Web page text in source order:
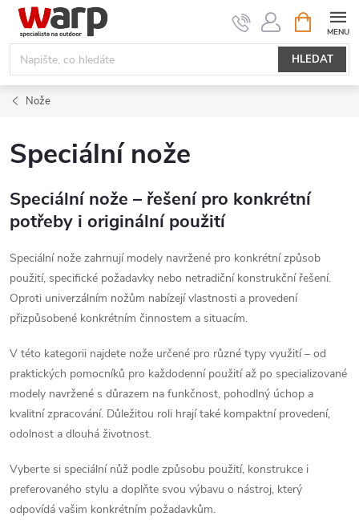
Přejít
obsah
HLEDAT
NÁKUPNÍ
KOŠÍK
Nože
Speciální nože
Speciální nože – řešení pro konkrétní
potřeby i originální použití
Speciální nože zahrnují modely navržené pro konkrétní způsob
použití, specifické požadavky nebo netradiční konstrukční řešení.
Oproti univerzálním nožům nabízejí vlastnosti a provedení
přizpůsobené konkrétním činnostem a situacím.
V této kategorii najdete nože určené pro různé typy využití – od
praktických pomocníků pro každodenní použití až po specializované
modely navržené s důrazem na funkčnost, pohodlný úchop a
kvalitní zpracování. Důležitou roli hrají také kompaktní provedení,
odolnost a dlouhá životnost.
Vyberte si speciální nůž podle způsobu použití, konstrukce i
preferovaného stylu a doplňte svou výbavu o nástroj, který
odpovídá vašim konkrétním požadavkům.